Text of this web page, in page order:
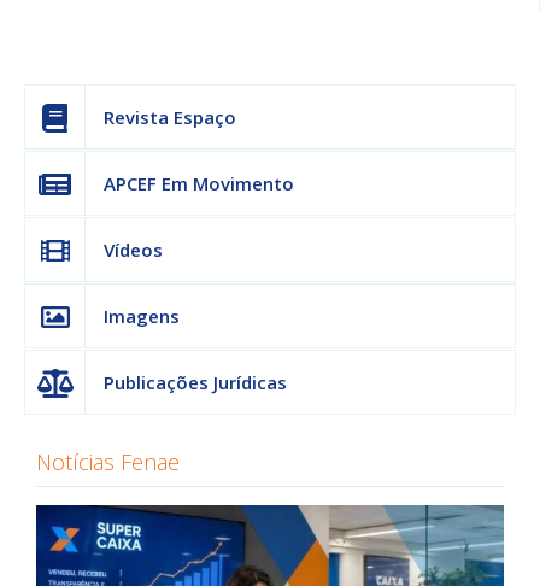
Revista Espaço
APCEF Em Movimento
Vídeos
Imagens
Publicações Jurídicas
Notícias Fenae